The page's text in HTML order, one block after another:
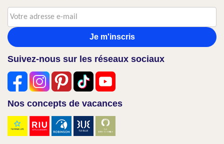
Je m'inscris
Suivez-nous sur les réseaux sociaux
Nos concepts de vacances